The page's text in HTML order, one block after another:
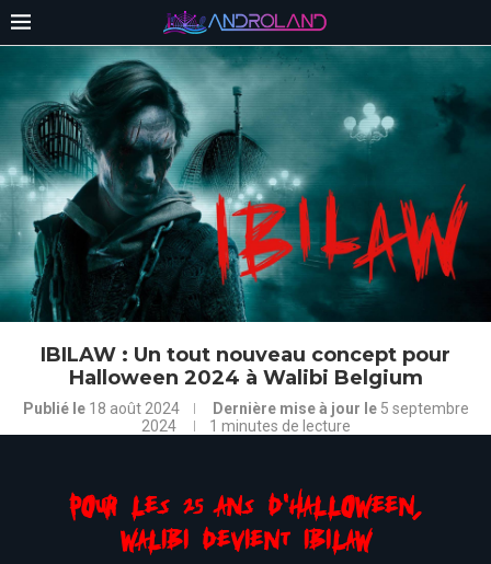
IBILAW : Un tout nouveau concept pour
Halloween 2024 à Walibi Belgium
Publié le 18 août 2024 Dernière mise à jour le 5 septembre
2024
1 minutes de lecture
Pour les 25 ans d'halloween,
walibi devient ibilaw